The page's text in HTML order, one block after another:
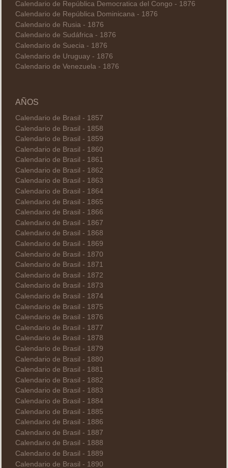
Calendario de República Democratica del Congo - 1876
Calendario de República Dominicana - 1876
Calendario de Rusia - 1876
Calendario de Sudáfrica - 1876
Calendario de Suecia - 1876
Calendario de Uruguay - 1876
Calendario de Venezuela - 1876
AÑOS
Calendario de Brasil - 1857
Calendario de Brasil - 1858
Calendario de Brasil - 1859
Calendario de Brasil - 1860
Calendario de Brasil - 1861
Calendario de Brasil - 1862
Calendario de Brasil - 1863
Calendario de Brasil - 1864
Calendario de Brasil - 1865
Calendario de Brasil - 1866
Calendario de Brasil - 1867
Calendario de Brasil - 1868
Calendario de Brasil - 1869
Calendario de Brasil - 1870
Calendario de Brasil - 1871
Calendario de Brasil - 1872
Calendario de Brasil - 1873
Calendario de Brasil - 1874
Calendario de Brasil - 1875
Calendario de Brasil - 1876
Calendario de Brasil - 1877
Calendario de Brasil - 1878
Calendario de Brasil - 1879
Calendario de Brasil - 1880
Calendario de Brasil - 1881
Calendario de Brasil - 1882
Calendario de Brasil - 1883
Calendario de Brasil - 1884
Calendario de Brasil - 1885
Calendario de Brasil - 1886
Calendario de Brasil - 1887
Calendario de Brasil - 1888
Calendario de Brasil - 1889
Calendario de Brasil - 1890